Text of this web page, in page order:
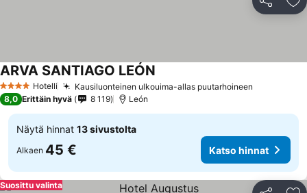
Jaa
4 Tähtiluokitus
Hotelli Kausiluonteinen ulkouima-allas puutarhoineen
ARVA SANTIAGO LEÓN
8,0 Erittäin hyvä 8 119 León
Näytä hinnat 13 sivustolta
Alkaen 45 € Katso hinnat
Suosittu valinta